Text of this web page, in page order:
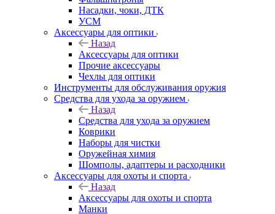
Насадки, чоки, ДТК
УСМ
Аксессуары для оптики
Назад
Аксессуары для оптики
Прочие аксессуары
Чехлы для оптики
Инструменты для обслуживания оружия
Средства для ухода за оружием
Назад
Средства для ухода за оружием
Коврики
Наборы для чистки
Оружейная химия
Шомполы, адаптеры и расходники
Аксессуары для охоты и спорта
Назад
Аксессуары для охоты и спорта
Манки